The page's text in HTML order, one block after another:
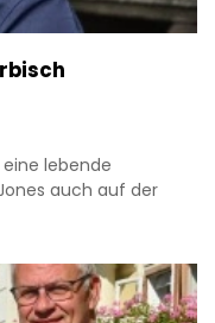
lebende
auch auf der